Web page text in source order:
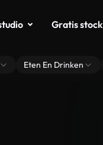
Gratis stock
Eten En Drinken